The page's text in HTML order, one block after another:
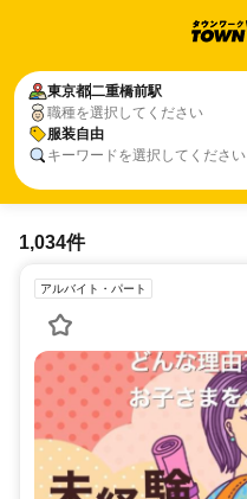
東京都二重橋前駅
職種を選択してください
服装自由
キーワードを選択してください
1,034件
アルバイト・パート